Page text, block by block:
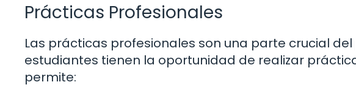
Prácticas Profesionales
Las prácticas profesionales son una parte crucial
estudiantes tienen la oportunidad de realizar
permite: